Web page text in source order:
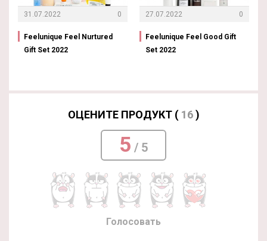
31.07.2022 0
Feelunique Feel Nurtured
Gift Set 2022
27.07.2022 0
Feelunique Feel Good Gift
Set 2022
ОЦЕНИТЕ ПРОДУКТ ( 16)
5 / 5
Голосовать